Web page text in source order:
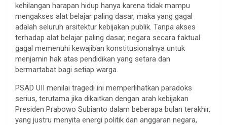
kehilangan harapan hidup hanya karena tidak mampu
mengakses alat belajar paling dasar, maka yang gagal
adalah seluruh arsitektur kebijakan publik. Tanpa akses
terhadap alat belajar paling dasar, negara secara faktual
gagal memenuhi kewajiban konstitusionalnya untuk
menjamin hak atas pendidikan yang setara dan
bermartabat bagi setiap warga.
PSAD UII menilai tragedi ini memperlihatkan paradoks
serius, terutama jika dikaitkan dengan arah kebijakan
Presiden Prabowo Subianto dalam beberapa bulan terakhir,
yang justru menyita energi politik dan anggaran negara,